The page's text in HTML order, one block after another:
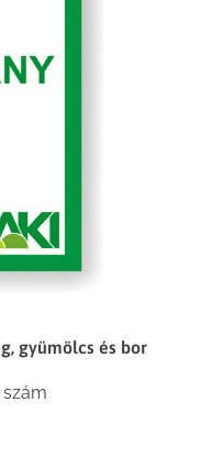
gyümölcs és bor